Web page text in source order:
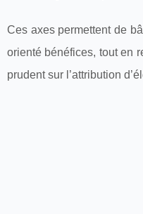
Ces axes permettent de
orienté bénéfices, tout en
prudent sur l’attribution